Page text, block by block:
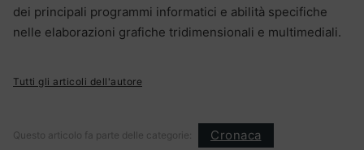
dei principali programmi informatici e abilità specifiche
nelle elaborazioni grafiche tridimensionali e multimediali.
Tutti gli articoli dell'autore
Questo articolo fa parte delle categorie: Cronaca